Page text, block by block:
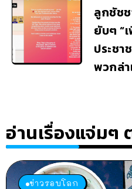
ลูกชัช
ยับๆ “
ประชา
พวกล่
อ่านเรื่องแจ่มๆ
ข่าวรอบโลก